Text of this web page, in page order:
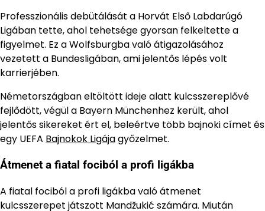
Professzionális debütálását a Horvát Első Labdarúgó
Ligában tette, ahol tehetsége gyorsan felkeltette a
figyelmet. Ez a Wolfsburgba való átigazolásához
vezetett a Bundesligában, ami jelentős lépés volt
karrierjében.
Németországban eltöltött ideje alatt kulcsszereplővé
fejlődött, végül a Bayern Münchenhez került, ahol
jelentős sikereket ért el, beleértve több bajnoki címet és
egy UEFA Bajnokok Ligájagyőzelmet.
Átmenet a fiatal fociból a profi ligákba
A fiatal fociból a profi ligákba való átmenet
kulcsszerepet játszott Mandžukić számára. Miután